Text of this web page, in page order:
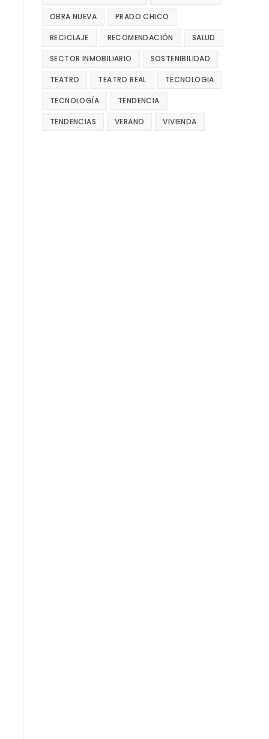
OBRA NUEVA PRADO CHICO
RECICLAJE RECOMENDACIÓN SALUD
SECTOR INMOBILIARIO SOSTENIBILIDAD
TEATRO TEATRO REAL TECNOLOGIA
TECNOLOGÍA TENDENCIA
TENDENCIAS VERANO VIVIENDA